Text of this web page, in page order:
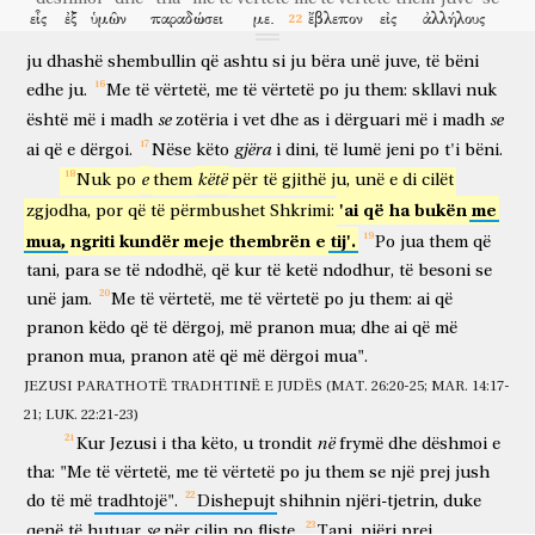
εἷς ἐξ ὑμῶν παραδώσει με. ἔβλεπον εἰς ἀλλήλους
οἱ μαθηταὶ,
dishepujt
ἀπορούμενοι
duke qenë hutuar
περὶ
për
τίνος
cilin
λέγει.
thotë
ἦν
ishte
δὲ
dhe
ἀνακείμενος
shtruar
εἷς
një
ἐκ
prej
τῶν μαθητῶν
dishepujve
αὐτοῦ
të tij
ἐν
në
τῷ κόλπῳ
gjirin
τοῦ
Ἰησοῦ,
e Jezusit
ὃν
të cilin
ἠγάπα
donte
ὁ Ἰησοῦς.
Jezusi
νεύει
bën shenjë atëherë
τούτῳ
këtij
Σίμων
Simon
Πέτρος,
Pjetri
πυθέσθαι
për të pyetur
τίς
kush
ἂν
do
εἴη
qoftë
περὶ
për
οὗ
të cilin
λέγει.
thotë
ἐπιπεσών
duke rënë sipër
οὖν
pra
ἐκεῖνος
ai
οὕτως
kështu
ἐπὶ
mbi
τὸ στῆθος
kraharorin
τοῦ
Ἰησοῦ,
e Jezusit
λέγει αὐτῷ, Κύριε,
o Zot
τίς ἐστιν? ἀποκρίνεται
përgjigjet
Ἰησοῦς,
ἐκεῖνός
ai
ἐστιν
është
ᾧ
të cilit
ἐγὼ,
unë
βάψας
kur ngjyej
τὸ ψωμίον,
kafshatën
ἐπιδώσω
do të zgjat
καὶ
dhe do të jap
αὐτῷ.
atij
βάψας
kur ngjeu atëherë kafshatën
Ἰούδᾳ Σίμωνος Ἰσκαριώτη. καὶ μετὰ τὸ ψωμίον, τότε
εἰσῆλθεν
hyri
εἰς
në
ἐκεῖνον
atë Satani thotë pra atij Jezusi çfarë
ποιεῖς, ποίησον τάχειον.
shpejt
τοῦτο δὲ
dhe
οὐδεὶς
asnjë
ἔγνω τῶν
i atyre
ἀνακειμένων,
që ishin shtruar
πρὸς
për
τί
çfarë
εἶπεν
tha
αὐτῷ;
atij
τινὲς
disa
γὰρ
sepse
ἐδόκουν,
pandehnin
jam.
Pra, nëse unë, Zoti e Mësuesi, lava këmbët tuaja, edhe
këmbët
ju dhashë shembullin që ashtu si ju bëra unë juve, të bëni
edhe ju. Me të vërtetë, me të vërtetë po ju them: skllavi nuk
është më i madh se zotëria i vet dhe as i dërguari më i madh se
ai që e dërgoi. Nëse këto gjëra i dini, të lumë jeni po t'i bëni.
Nuk po e them këtë për të gjithë ju, unë e di cilët
zgjodha, por që të përmbushet Shkrimi: 'ai që ha bukën me
mua, ngriti kundër meje thembrën e tij'. Po jua them që
tani, para se të ndodhë, që kur të ketë ndodhur, të besoni se
unë jam. Me të vërtetë, me të vërtetë po ju them: ai që
pranon këdo që të dërgoj, më pranon mua; dhe ai që më
pranon mua, pranon atë që më dërgoi mua".
JEZUSI PARATHOTË TRADHTINË E JUDËS (MAT. 26:20-25; MAR. 14:17-
21; LUK. 22:21-23)
Kur Jezusi i tha këto, u trondit në frymë dhe dëshmoi e
tha: "Me të vërtetë, me të vërtetë po ju them se një prej jush
do të më tradhtojë". Dishepujt shihnin njëri-tjetrin, duke